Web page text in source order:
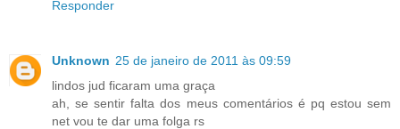
Responder
Unknown 25 de janeiro de 2011 às 09:59
lindos jud ficaram uma graça
ah, se sentir falta dos meus comentários é pq estou sem
net vou te dar uma folga rs